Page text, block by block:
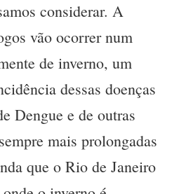
considerar. A
vão ocorrer num
de inverno, um
dessas doenças
Dengue e de outras
mais prolongadas
que o Rio de Janeiro